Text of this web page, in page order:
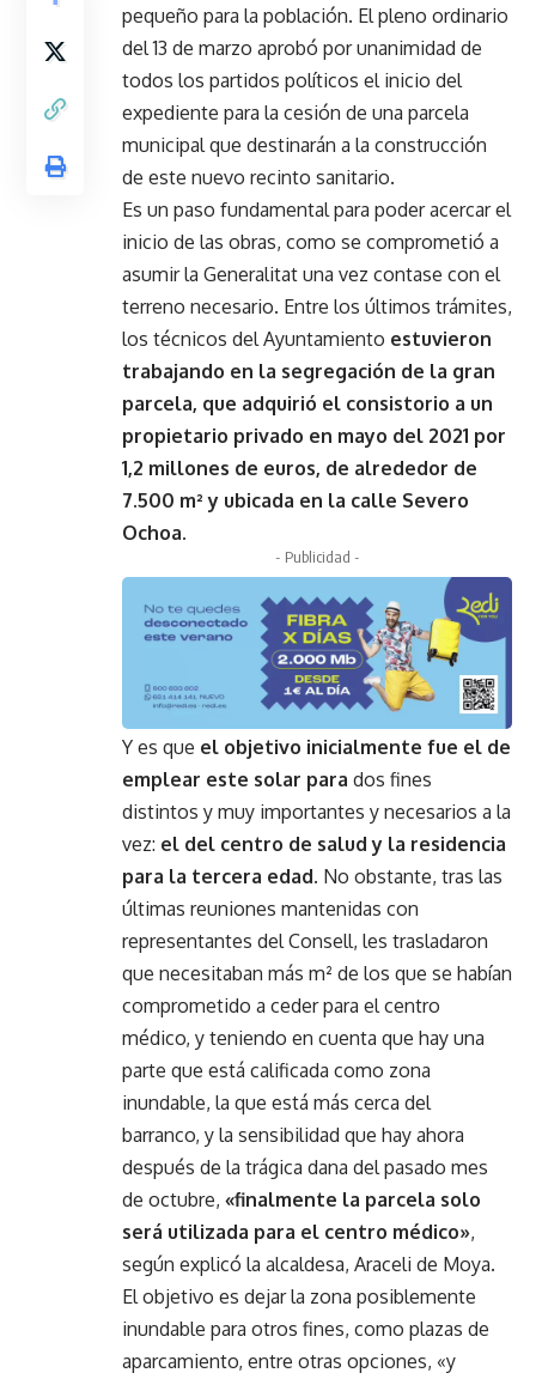
pequeño para la población. El pleno ordinario
del 13 de marzo aprobó por unanimidad de
todos los partidos políticos el inicio del
expediente para la cesión de una parcela
municipal que destinarán a la construcción
de este nuevo recinto sanitario.
Es un paso fundamental para poder acercar el
inicio de las obras, como se comprometió a
asumir la Generalitat una vez contase con el
terreno necesario. Entre los últimos trámites,
los técnicos del Ayuntamiento estuvieron
trabajando en la segregación de la gran
parcela, que adquirió el consistorio a un
propietario privado en mayo del 2021 por
1,2 millones de euros, de alrededor de
7.500 m² y ubicada en la calle Severo
Ochoa.
- Publicidad -
Y es que el objetivo inicialmente fue el de
emplear este solar para dos fines
distintos y muy importantes y necesarios a la
vez: el del centro de salud y la residencia
para la tercera edad. No obstante, tras las
últimas reuniones mantenidas con
representantes del Consell, les trasladaron
que necesitaban más m² de los que se habían
comprometido a ceder para el centro
médico, y teniendo en cuenta que hay una
parte que está calificada como zona
inundable, la que está más cerca del
barranco, y la sensibilidad que hay ahora
después de la trágica dana del pasado mes
de octubre, «finalmente la parcela solo
será utilizada para el centro médico»,
según explicó la alcaldesa, Araceli de Moya.
El objetivo es dejar la zona posiblemente
inundable para otros fines, como plazas de
aparcamiento, entre otras opciones, «y